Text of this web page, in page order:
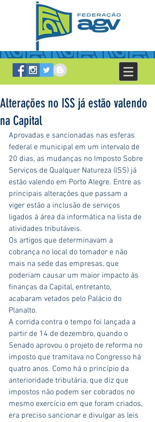
Alterações no ISS já estão valendo
na Capital
Aprovadas e sancionadas nas esferas
federal e municipal em um intervalo de
20 dias, as mudanças no Imposto Sobre
Serviços de Qualquer Natureza (ISS) já
estão valendo em Porto Alegre. Entre as
principais alterações que passam a
viger estão a inclusão de serviços
ligados à área da informática na lista de
atividades tributáveis.
Os artigos que determinavam a
cobrança no local do tomador e não
mais na sede das empresas, que
poderiam causar um maior impacto às
finanças da Capital, entretanto,
acabaram vetados pelo Palácio do
Planalto.
A corrida contra o tempo foi lançada a
partir de 14 de dezembro, quando o
Senado aprovou o projeto de reforma no
imposto que tramitava no Congresso há
quatro anos. Como há o princípio da
anterioridade tributária, que diz que
impostos não podem ser cobrados no
mesmo exercício em que foram criados,
era preciso sancionar e divulgar as leis